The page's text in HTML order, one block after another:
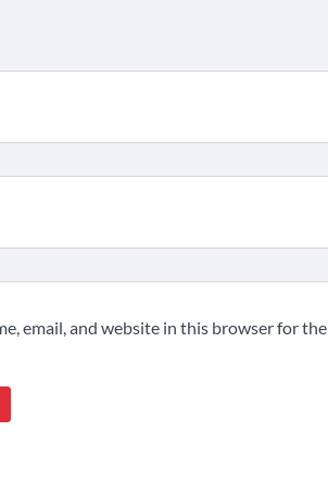
email, and website in this browser for